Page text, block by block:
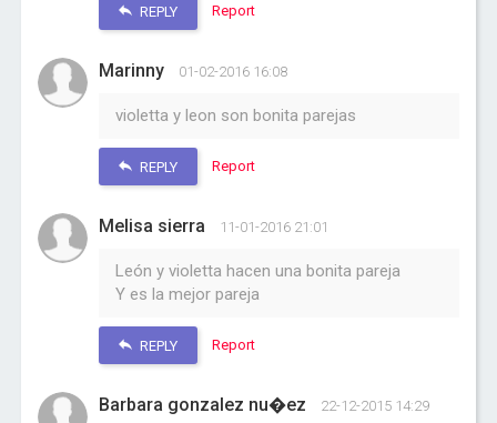
REPLY Report
Marinny 01-02-2016 16:08
violetta y leon son bonita parejas
REPLY Report
Melisa sierra 11-01-2016 21:01
León y violetta hacen una bonita pareja
Y es la mejor pareja
REPLY Report
Barbara gonzalez nu�ez 22-12-2015 14:29